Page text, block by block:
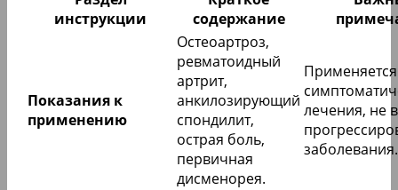
инструкции
содержание
Показания к
применению
Остеоартроз,
ревматоидный
артрит,
анкилозирующий
спондилит,
острая боль,
первичная
дисменорея.
лечения, не
заболевания.